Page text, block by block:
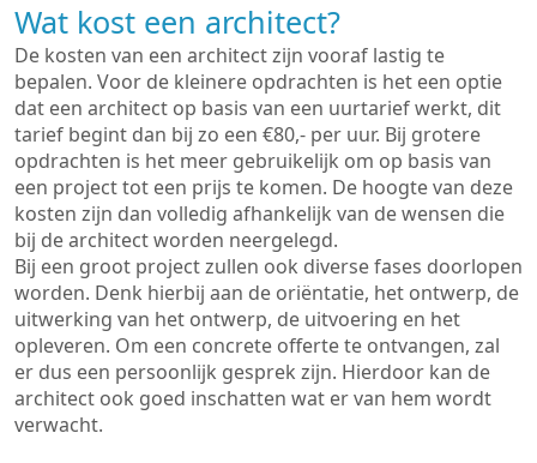
Wat kost een architect?
De kosten van een architect zijn vooraf lastig te
bepalen. Voor de kleinere opdrachten is het een optie
dat een architect op basis van een uurtarief werkt, dit
tarief begint dan bij zo een €80,- per uur. Bij grotere
opdrachten is het meer gebruikelijk om op basis van
een project tot een prijs te komen. De hoogte van deze
kosten zijn dan volledig afhankelijk van de wensen die
bij de architect worden neergelegd.
Bij een groot project zullen ook diverse fases doorlopen
worden. Denk hierbij aan de oriëntatie, het ontwerp, de
uitwerking van het ontwerp, de uitvoering en het
opleveren. Om een concrete offerte te ontvangen, zal
er dus een persoonlijk gesprek zijn. Hierdoor kan de
architect ook goed inschatten wat er van hem wordt
verwacht.